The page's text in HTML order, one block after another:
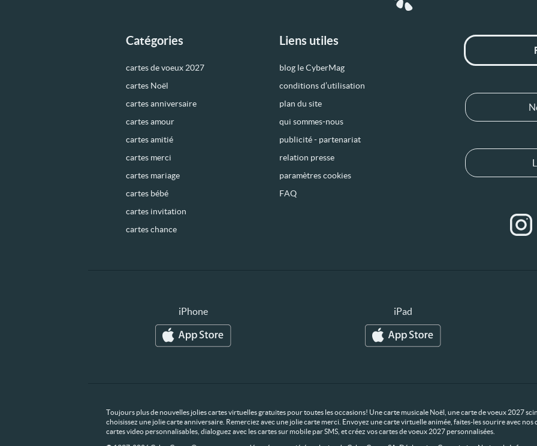
Catégories
cartes de voeux 2027
cartes Noël
cartes anniversaire
cartes amour
cartes amitié
cartes merci
cartes mariage
cartes bébé
cartes invitation
cartes chance
Liens utiles
blog le CyberMag
conditions d’utilisation
plan du site
qui sommes-nous
publicité - partenariat
relation presse
paramètres cookies
FAQ
iPhone iPad
Toujours plus de nouvelles jolies cartes virtuelles gratuites pour toutes les occasions! Une carte musicale Noël, une carte de voeux 2027
choisissez une jolie carte anniversaire. Remerciez avec une jolie carte merci. Envoyez une carte virtuelle animée, faites-les sourire avec
cartes video personnalisables, dialoguez avec les cartes sur mobile par SMS, et créez vos cartes de voeux 2027 personnalisées.